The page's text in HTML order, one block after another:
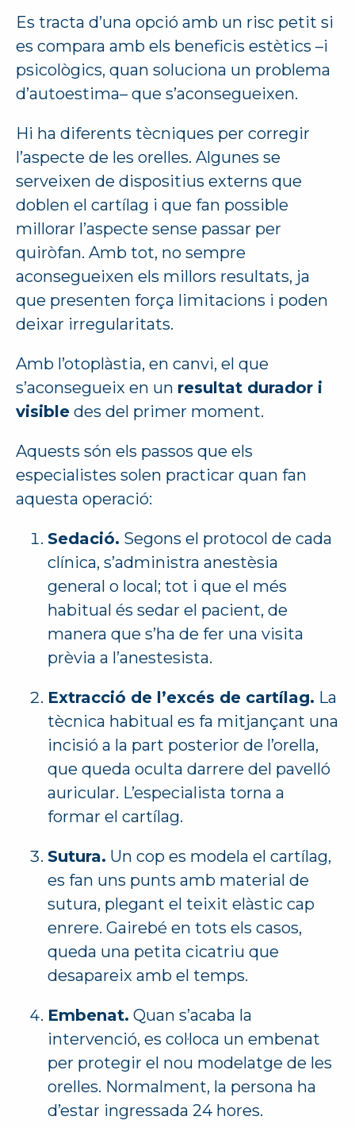
Es tracta d’una opció amb un risc petit si
es compara amb els beneficis estètics –i
psicològics, quan soluciona un problema
d’autoestima– que s’aconsegueixen.
Hi ha diferents tècniques per corregir
l’aspecte de les orelles. Algunes se
serveixen de dispositius externs que
doblen el cartílag i que fan possible
millorar l’aspecte sense passar per
quiròfan. Amb tot, no sempre
aconsegueixen els millors resultats, ja
que presenten força limitacions i poden
deixar irregularitats.
Amb l’otoplàstia, en canvi, el que
s’aconsegueix en un resultat durador i
visible des del primer moment.
Aquests són els passos que els
especialistes solen practicar quan fan
aquesta operació:
Sedació. Segons el protocol de cada
clínica, s’administra anestèsia
general o local; tot i que el més
habitual és sedar el pacient, de
manera que s’ha de fer una visita
prèvia a l’anestesista.
Extracció de l’excés de cartílag. La
tècnica habitual es fa mitjançant una
incisió a la part posterior de l’orella,
que queda oculta darrere del pavelló
auricular. L’especialista torna a
formar el cartílag.
Sutura. Un cop es modela el cartílag,
es fan uns punts amb material de
sutura, plegant el teixit elàstic cap
enrere. Gairebé en tots els casos,
queda una petita cicatriu que
desapareix amb el temps.
Embenat. Quan s’acaba la
intervenció, es col·loca un embenat
per protegir el nou modelatge de les
orelles. Normalment, la persona ha
d’estar ingressada 24 hores.